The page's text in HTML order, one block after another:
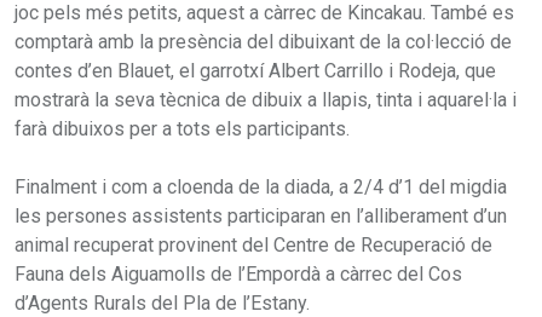
joc pels més petits, aquest a càrrec de Kincakau. També es
comptarà amb la presència del dibuixant de la col·lecció de
contes d’en Blauet, el garrotxí Albert Carrillo i Rodeja, que
mostrarà la seva tècnica de dibuix a llapis, tinta i aquarel·la i
farà dibuixos per a tots els participants.
Finalment i com a cloenda de la diada, a 2/4 d’1 del migdia
les persones assistents participaran en l’alliberament d’un
animal recuperat provinent del Centre de Recuperació de
Fauna dels Aiguamolls de l’Empordà a càrrec del Cos
d’Agents Rurals del Pla de l’Estany.